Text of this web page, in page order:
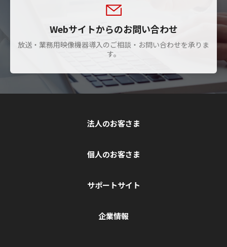
Webサイトからのお問い合わせ
放送・業務用映像機器導入のご相談・お問い合わせを承りま
す。
法人のお客さま
個人のお客さま
サポートサイト
企業情報